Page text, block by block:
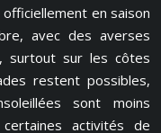
en saison
avec des averses
surtout sur les côtes
restent possibles,
sont moins
activités de